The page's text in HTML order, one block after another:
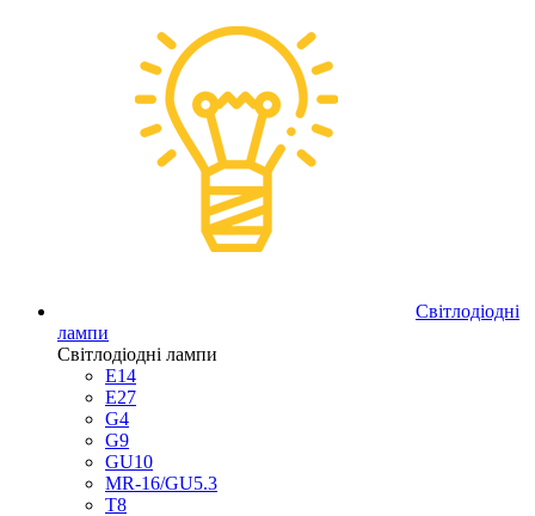
Світлодіодні
лампи
Світлодіодні лампи
E14
E27
G4
G9
GU10
MR-16/GU5.3
T8